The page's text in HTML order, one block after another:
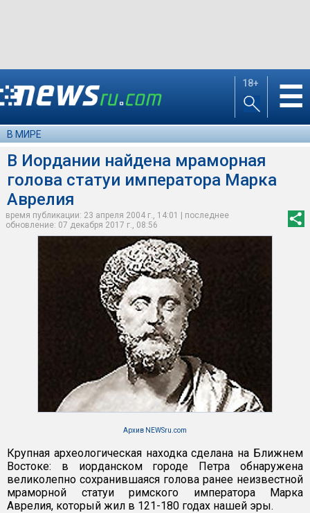
18+ ☰
В МИРЕ
В Иордании найдена мраморная
голова статуи императора Марка
Аврелия
время публикации: 23 апреля 2004 г., 14:01 | последнее
обновление: 07 декабря 2017 г., 08:56
Архив NEWSru.com
Крупная археологическая находка сделана на Ближнем
Востоке: в иорданском городе Петра обнаружена
великолепно сохранившаяся голова ранее неизвестной
мраморной статуи римского императора Марка
Аврелия, который жил в 121-180 годах нашей эры.